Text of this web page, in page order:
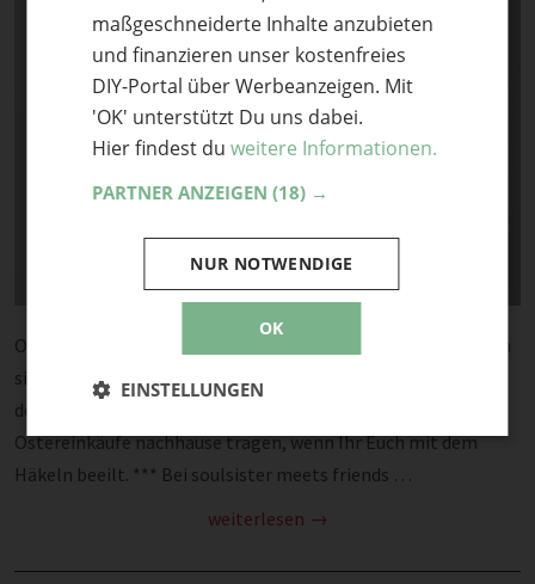
Ostern naht mit großen Hopsern…. *** Und im Hause 107qm
sind diese Eier ins (Kartoffel-) Netz gegangen. *** In
der Häkeltasche von tanjasteinbach könnt Ihr Eure
Ostereinkäufe nachhause tragen, wenn Ihr Euch mit dem
Häkeln beeilt. *** Bei soulsister meets friends …
weiterlesen
maßgeschneiderte Inhalte anzubieten
und finanzieren unser kostenfreies
DIY-Portal über Werbeanzeigen. Mit
'OK' unterstützt Du uns dabei.
Hier findest du weitere Informationen.
PARTNER ANZEIGEN (18) →
OK
NUR NOTWENDIGE
EINSTELLUNGEN